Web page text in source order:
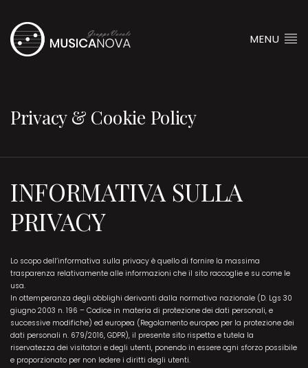
MENU
Privacy & Cookie Policy
INFORMATIVA SULLA
PRIVACY
Lo scopo dell’informativa sulla privacy è quello di fornire la massima
trasparenza relativamente alle informazioni che il sito raccoglie e su come le
usa.
In ottemperanza degli obblighi derivanti dalla normativa nazionale (D. Lgs 30
giugno 2003 n. 196 – Codice in materia di protezione dei dati personali, e
successive modifiche) ed europea (Regolamento europeo per la protezione dei
dati personali n. 679/2016, GDPR), il presente sito rispetta e tutela la
riservatezza dei visitatori e degli utenti, ponendo in essere ogni sforzo possibile
e proporzionato per non ledere i diritti degli utenti.